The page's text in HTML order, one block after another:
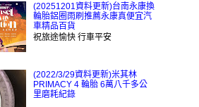
(20251201資料更新)台南永康換
輪胎鋁圈雨刷推薦永康真便宜汽
車精品百貨
祝旅途愉快 行車平安
(2022/3/29資料更新)米其林
PRIMACY 4 輪胎 6萬八千多公
里磨耗紀錄